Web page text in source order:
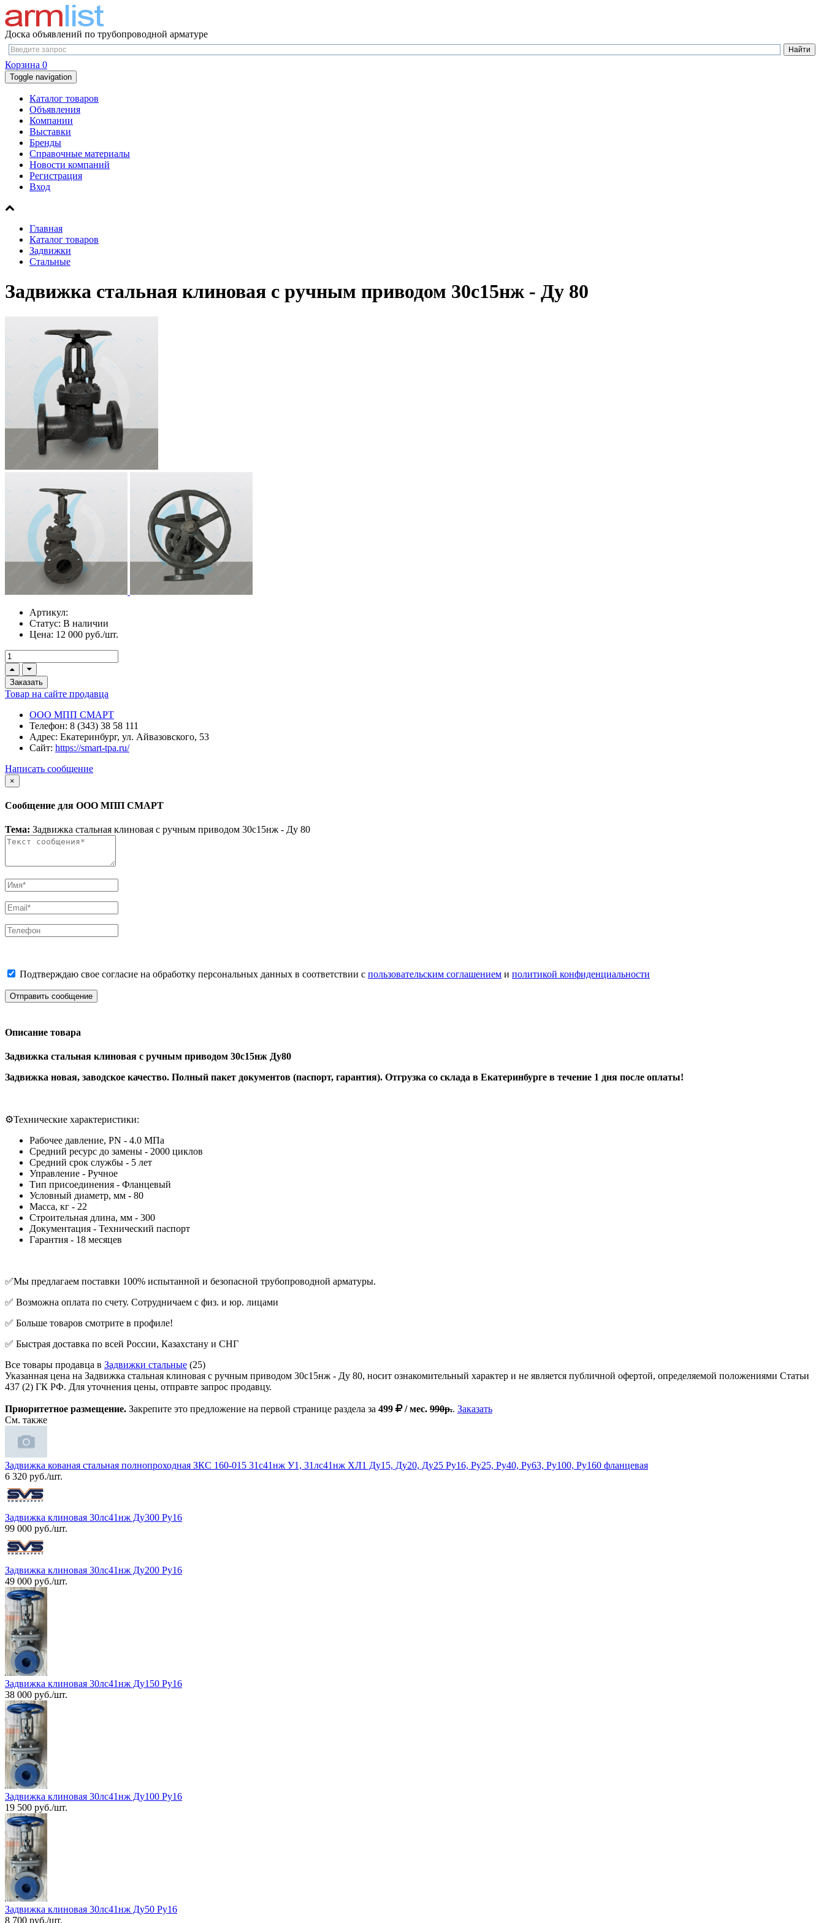
Доска объявлений по трубопроводной арматуре
Корзина 0
Toggle navigation
Каталог товаров
Объявления
Компании
Выставки
Бренды
Справочные материалы
Новости компаний
Регистрация
Вход
Главная
Каталог товаров
Задвижки
Стальные
Задвижка стальная клиновая с ручным приводом 30c15нж - Ду 80
Артикул:
Статус: В наличии
Цена: 12 000 руб./шт.
Заказать
Товар на сайте продавца
ООО МПП СМАРТ
Телефон: 8 (343) 38 58 111
Адрес: Екатеринбург, ул. Айвазовского, 53
Сайт: https://smart-tpa.ru/
Написать сообщение
×
Сообщение для ООО МПП СМАРТ
Тема: Задвижка стальная клиновая с ручным приводом 30c15нж - Ду 80
Подтверждаю свое согласие на обработку персональных данных в соответствии с пользовательским соглашением и политикой конфиденциальности
Отправить сообщение
Описание товара
Задвижка стальная клиновая с ручным приводом 30c15нж Ду80
Задвижка новая, заводское качество. Полный пакет документов (паспорт, гарантия). Отгрузка со склада в Екатеринбурге в течение 1 дня после оплаты!
⚙️Технические характеристики:
Рабочее давление, PN - 4.0 МПа
Средний ресурс до замены - 2000 циклов
Средний срок службы - 5 лет
Управление - Ручное
Тип присоединения - Фланцевый
Условный диаметр, мм - 80
Масса, кг - 22
Строительная длина, мм - 300
Документация - Технический паспорт
Гарантия - 18 месяцев
✅Мы предлагаем поставки 100% испытанной и безопасной трубопроводной арматуры.
✅ Возможна оплата по счету. Сотрудничаем с физ. и юр. лицами
✅ Больше товаров смотрите в профиле!
✅ Быстрая доставка по всей России, Казахстану и СНГ
Все товары продавца в Задвижки стальные (25)
Указанная цена на Задвижка стальная клиновая с ручным приводом 30c15нж - Ду 80, носит ознакомительный характер и не является публичной офертой, определяемой положениями Статьи
437 (2) ГК РФ. Для уточнения цены, отправте запрос продавцу.
Приоритетное размещение. Закрепите это предложение на первой странице раздела за 499 / мес. 990р.. Заказать
См. также
Задвижка кованая стальная полнопроходная ЗКС 160-015 31с41нж У1, 31лс41нж ХЛ1 Ду15, Ду20, Ду25 Ру16, Ру25, Ру40, Ру63, Ру100, Ру160 фланцевая
6 320 руб./шт.
Задвижка клиновая 30лс41нж Ду300 Ру16
99 000 руб./шт.
Задвижка клиновая 30лс41нж Ду200 Ру16
49 000 руб./шт.
Задвижка клиновая 30лс41нж Ду150 Ру16
38 000 руб./шт.
Задвижка клиновая 30лс41нж Ду100 Ру16
19 500 руб./шт.
Задвижка клиновая 30лс41нж Ду50 Ру16
8 700 руб./шт.